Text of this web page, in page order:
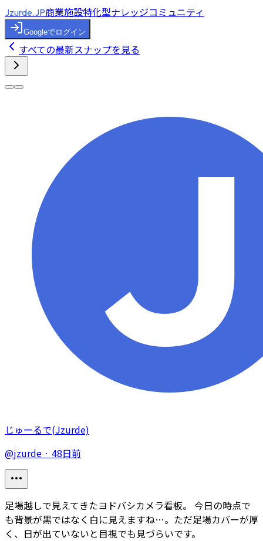
Jzurde.JP商業施設特化型ナレッジコミュニティ
Googleでログイン
すべての最新スナップを見る
じゅーるで(Jzurde)
@jzurde · 48日前
足場越しで見えてきたヨドバシカメラ看板。 今日の時点で
も背景が黒ではなく白に見えますね…。ただ足場カバーが厚
く、日が出ていないと目視でも見づらいです。